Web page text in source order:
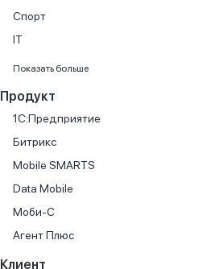
Спорт
IT
Финансовые услуги
Показать больше
Продукт
1С:Предприятие
Битрикс
Mobile SMARTS
Data Mobile
Моби-С
Агент Плюс
Клиент